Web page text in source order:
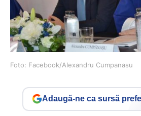
Foto: Facebook/Alexandru Cumpanasu
Adaugă-ne ca sursă